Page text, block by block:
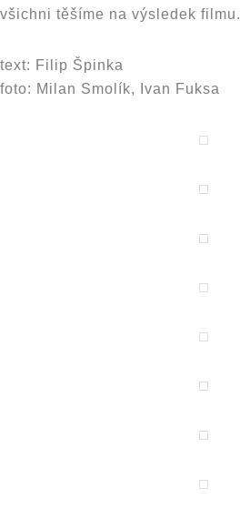
všichni těšíme na výsledek filmu.
text: Filip Špinka
foto: Milan Smolík, Ivan Fuksa